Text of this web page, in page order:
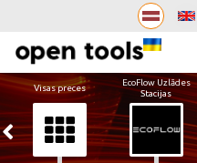
Visas preces
EcoFlow Uzlādes
Stacijas